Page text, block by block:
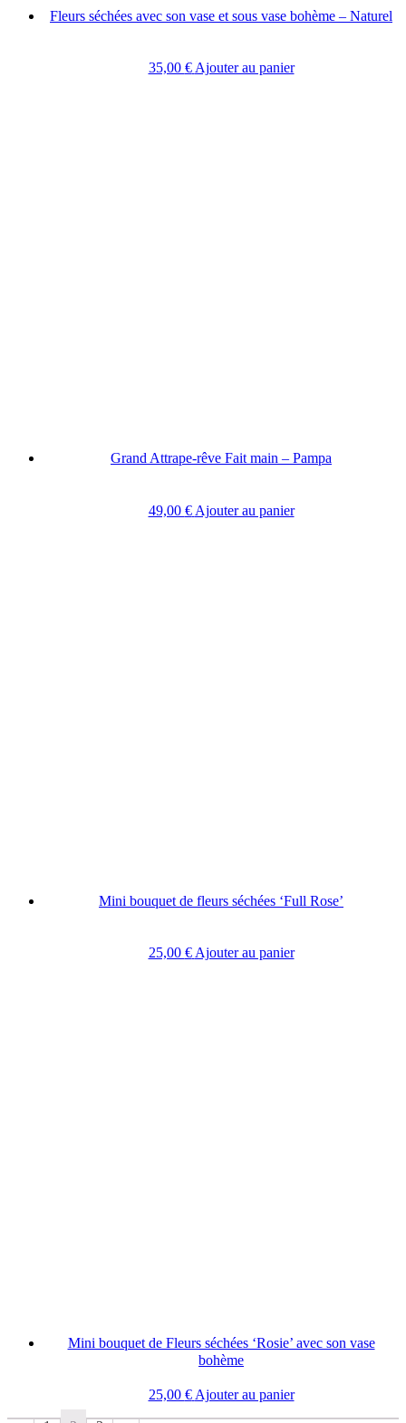
Fleurs séchées avec son vase et sous vase bohème – Naturel
35,00 € Ajouter au panier
Grand Attrape-rêve Fait main – Pampa
49,00 € Ajouter au panier
Mini bouquet de fleurs séchées ‘Full Rose’
25,00 € Ajouter au panier
Mini bouquet de Fleurs séchées ‘Rosie’ avec son vase
bohème
25,00 € Ajouter au panier